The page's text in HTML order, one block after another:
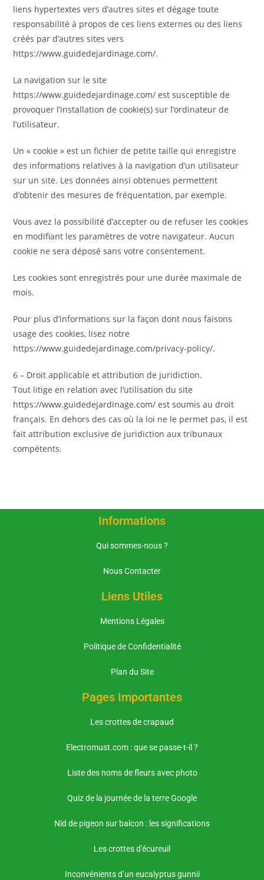
liens hypertextes vers d’autres sites et dégage toute
responsabilité à propos de ces liens externes ou des liens
créés par d’autres sites vers
https://www.guidedejardinage.com/.
La navigation sur le site
https://www.guidedejardinage.com/ est susceptible de
provoquer l’installation de cookie(s) sur l’ordinateur de
l’utilisateur.
Un « cookie » est un fichier de petite taille qui enregistre
des informations relatives à la navigation d’un utilisateur
sur un site. Les données ainsi obtenues permettent
d’obtenir des mesures de fréquentation, par exemple.
Vous avez la possibilité d’accepter ou de refuser les cookies
en modifiant les paramètres de votre navigateur. Aucun
cookie ne sera déposé sans votre consentement.
Les cookies sont enregistrés pour une durée maximale de
mois.
Pour plus d’informations sur la façon dont nous faisons
usage des cookies, lisez notre
https://www.guidedejardinage.com/privacy-policy/.
6 – Droit applicable et attribution de juridiction.
Tout litige en relation avec l’utilisation du site
https://www.guidedejardinage.com/ est soumis au droit
français. En dehors des cas où la loi ne le permet pas, il est
fait attribution exclusive de juridiction aux tribunaux
compétents.
Informations
Qui sommes-nous ?
Nous Contacter
Liens Utiles
Mentions Légales
Politique de Confidentialité
Plan du Site
Pages Importantes
Les crottes de crapaud
Electromust.com : que se passe-t-il ?
Liste des noms de fleurs avec photo
Quiz de la journée de la terre Google
Nid de pigeon sur balcon : les significations
Les crottes d'écureuil
Inconvénients d’un eucalyptus gunnii